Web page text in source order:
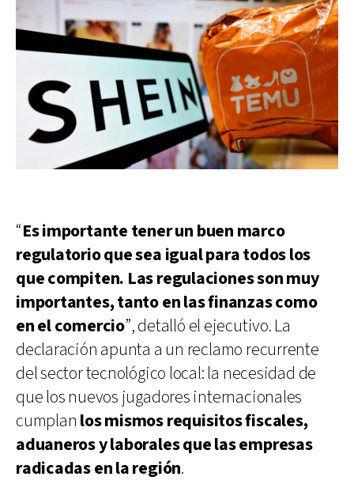
“Es importante tener un buen marco
regulatorio que sea igual para todos los
que compiten. Las regulaciones son muy
importantes, tanto en las finanzas como
en el comercio”, detalló el ejecutivo. La
declaración apunta a un reclamo recurrente
del sector tecnológico local: la necesidad de
que los nuevos jugadores internacionales
cumplan los mismos requisitos fiscales,
aduaneros y laborales que las empresas
radicadas en la región.